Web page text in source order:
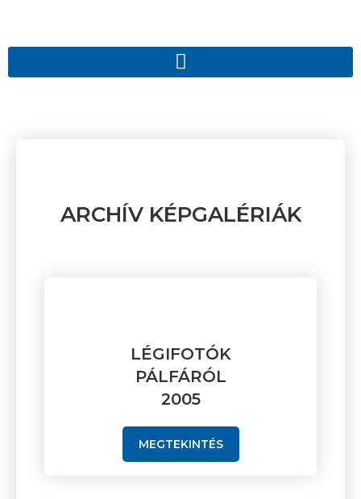
ARCHÍV KÉPGALÉRIÁK
LÉGIFOTÓK
PÁLFÁRÓL
2005
MEGTEKINTÉS